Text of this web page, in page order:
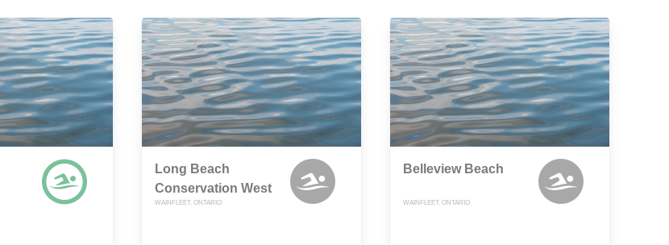
Long Beach
Conservation West
WAINFLEET, ONTARIO
Belleview Beach
WAINFLEET, ONTARIO